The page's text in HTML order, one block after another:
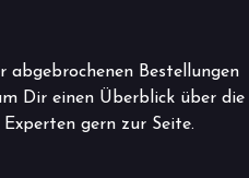
abgebrochenen Bestellungen
Dir einen Überblick über die
gern zur Seite.